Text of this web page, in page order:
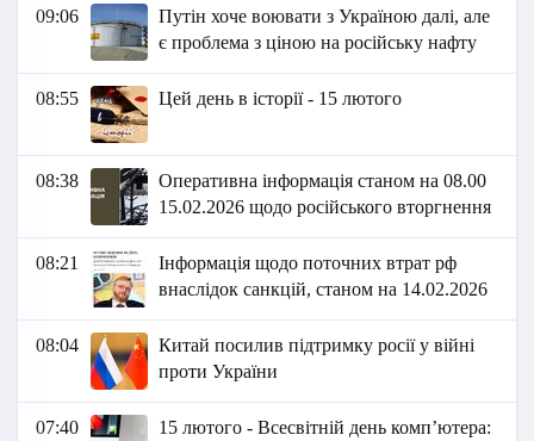
09:06
Путін хоче воювати з Україною далі, але
є проблема з ціною на російську нафту
08:55 Цей день в історії - 15 лютого
08:38
Оперативна інформація станом на 08.00
15.02.2026 щодо російського вторгнення
08:21
Інформація щодо поточних втрат рф
внаслідок санкцій, станом на 14.02.2026​​
08:04
Китай посилив підтримку росії у війні
проти України
07:40
15 лютого - Всесвітній день комп’ютера: